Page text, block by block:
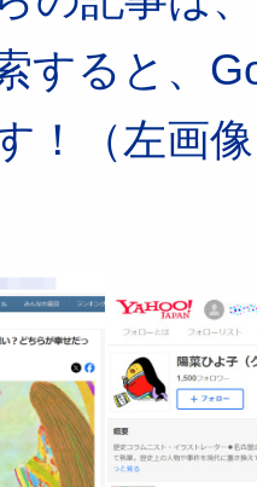
すると、
！（左画